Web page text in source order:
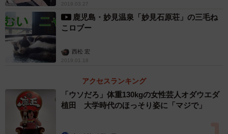
うしてやってきてくれたんだから、ぞんざいに扱っちゃだ
めよ」
その夜、鹿児島では珍しく雪が降った。猫を館内に入れ
たり、飼ったりするにはオーナーの許可が必要になる。勝
手なことはできず、只野さんは寒くないようにと玄関前に
ダンボール箱を置き、その中で休ませてあげるのが精一杯
だった。その女性はセーターをその箱の中に入れ、「ここ
でずっと飼ってもらいなさいね」と語りかけた。ちょうど
2019.03.27
鹿児島・妙見温泉「妙見石原荘」の三毛ね
こロブー
西松 宏
2019.01.18
アクセスランキング
「ウソだろ」体重130kgの女性芸人オダウエダ
植田 大学時代のほっそり姿に「マジで」